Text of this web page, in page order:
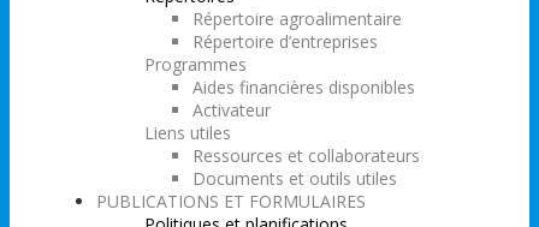
Répertoire agroalimentaire
Répertoire d’entreprises
Programmes
Aides financières disponibles
Activateur
Liens utiles
Ressources et collaborateurs
Documents et outils utiles
PUBLICATIONS ET FORMULAIRES